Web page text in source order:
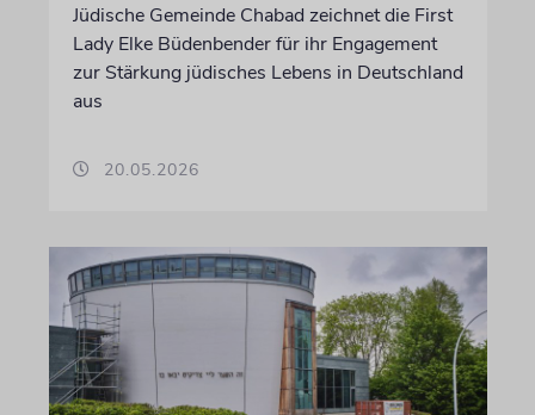
Jüdische Gemeinde Chabad zeichnet die First
Lady Elke Büdenbender für ihr Engagement
zur Stärkung jüdisches Lebens in Deutschland
aus
20.05.2026